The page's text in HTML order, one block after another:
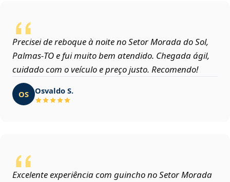
Precisei de reboque à noite no Setor Morada do Sol,
Palmas‑TO e fui muito bem atendido. Chegada ágil,
cuidado com o veículo e preço justo. Recomendo!
OS Osvaldo S.
Excelente experiência com guincho no Setor Morada